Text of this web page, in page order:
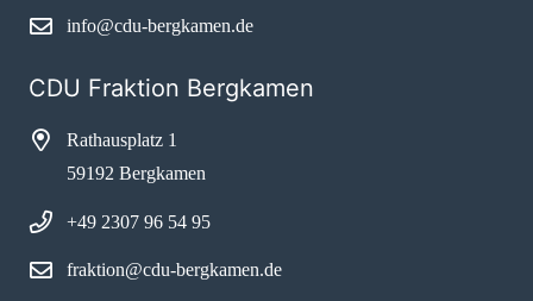
info@cdu-bergkamen.de
CDU Fraktion Bergkamen
Rathausplatz 1
59192 Bergkamen
+49 2307 96 54 95
fraktion@cdu-bergkamen.de